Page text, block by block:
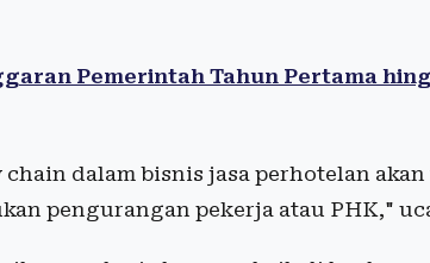
Pemerintah Tahun Pertama
dalam bisnis jasa perhotelan
pengurangan pekerja atau PHK,"